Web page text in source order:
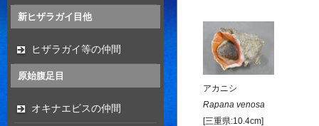
アカニシ
Rapana venosa
[三重県:10.4cm]
新ヒザラガイ目他
ヒザラガイ等の仲間
原始腹足目
オキナエビスの仲間